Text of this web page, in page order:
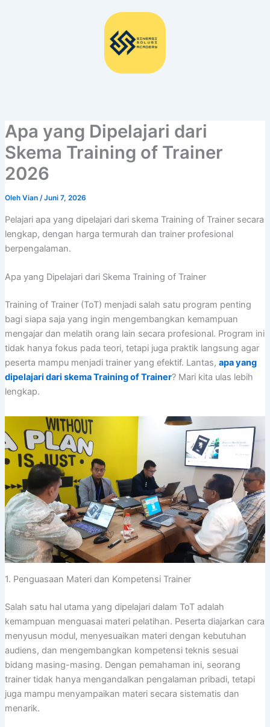
Apa yang Dipelajari dari
Skema Training of Trainer
2026
Oleh Vian /Juni 7, 2026
Pelajari apa yang dipelajari dari skema Training of Trainer secara
lengkap, dengan harga termurah dan trainer profesional
berpengalaman.
Apa yang Dipelajari dari Skema Training of Trainer
Training of Trainer (ToT) menjadi salah satu program penting
bagi siapa saja yang ingin mengembangkan kemampuan
mengajar dan melatih orang lain secara profesional. Program ini
tidak hanya fokus pada teori, tetapi juga praktik langsung agar
peserta mampu menjadi trainer yang efektif. Lantas, apa yang
dipelajari dari skema Training of Trainer? Mari kita ulas lebih
lengkap.
1. Penguasaan Materi dan Kompetensi Trainer
Salah satu hal utama yang dipelajari dalam ToT adalah
kemampuan menguasai materi pelatihan. Peserta diajarkan cara
menyusun modul, menyesuaikan materi dengan kebutuhan
audiens, dan mengembangkan kompetensi teknis sesuai
bidang masing-masing. Dengan pemahaman ini, seorang
trainer tidak hanya mengandalkan pengalaman pribadi, tetapi
juga mampu menyampaikan materi secara sistematis dan
menarik.